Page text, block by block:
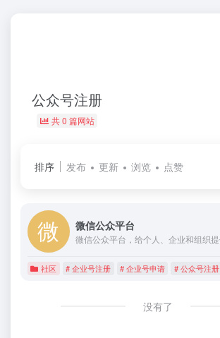
公众号注册
共 0 篇网站
排序 发布 更新 浏览 点赞
微信公众平台
社区 # 企业号注册 # 企业号申请 # 公众号注册
没有了